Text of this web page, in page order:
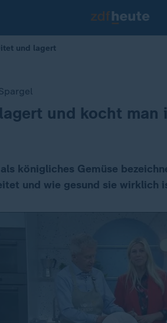
und lagert
und kocht man
königliches Gemüse
und wie gesund sie wirklich